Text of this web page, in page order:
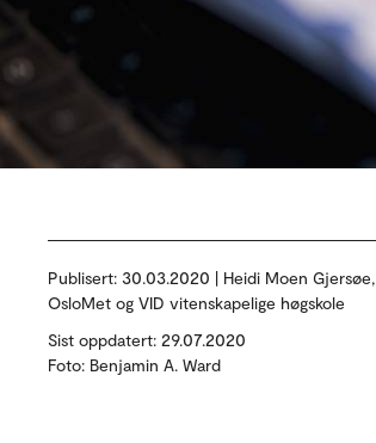
Publisert: 30.03.2020 | Heidi Moen Gjersøe,
OsloMet og VID vitenskapelige høgskole
Sist oppdatert: 29.07.2020
Foto: Benjamin A. Ward